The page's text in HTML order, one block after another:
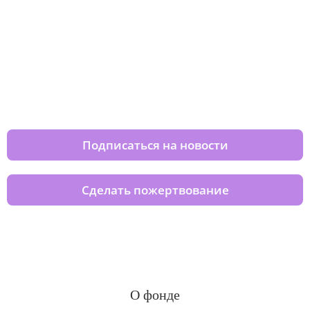
Подписаться на новости
Сделать пожертвование
О фонде